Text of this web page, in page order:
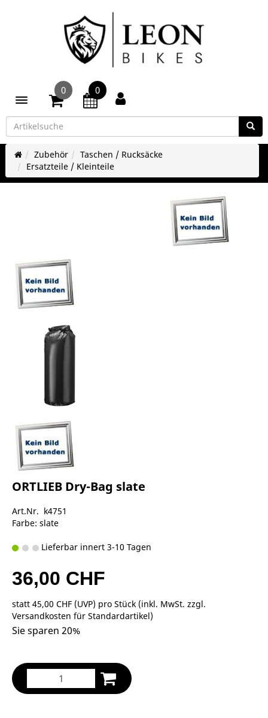
Toggle navigation
0 0
Zubehör
Taschen / Rucksäcke
Ersatzteile / Kleinteile
ORTLIEB Dry-Bag slate
Art.Nr. k4751
Farbe: slate
Lieferbar innert 3-10 Tagen
36,00 CHF
statt 45,00 CHF (UVP) pro Stück (inkl. MwSt. zzgl.
Versandkosten für Standardartikel)
Sie sparen 20%